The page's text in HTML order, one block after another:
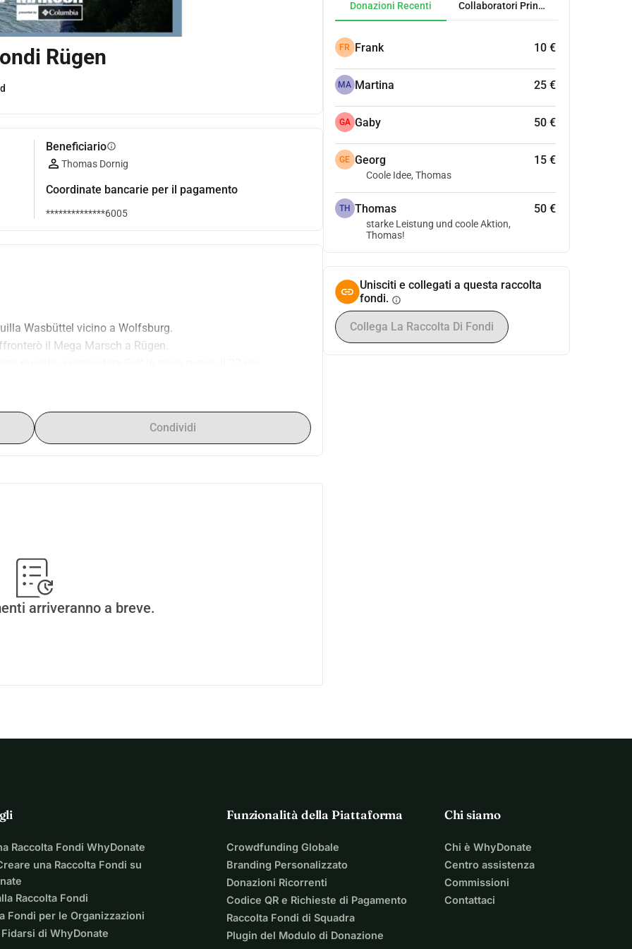
Rügen
Beneficiarioinfo
Thomas Dornig
Coordinate bancarie per il pagamento
**************6005
Wasbüttel vicino a Wolfsburg.
il Mega Marsch a Rügen.
in una corsa di beneficenza.
enti che mi stanno molto a cuore:
ai progressi e al percorso fino al Mega Marsch.
Condividi
arriveranno a breve.
Donazioni Recenti Collaboratori Principali
FR Frank 10 €
MA Martina 25 €
GA Gaby 50 €
GE Georg 15 €
Coole Idee, Thomas
TH Thomas 50 €
starke Leistung und coole Aktion,
Thomas!
Unisciti e collegati a questa raccolta
fondi. info
Collega La Raccolta Di Fondi
Raccolta Fondi WhyDonate
una Raccolta Fondi su
Raccolta Fondi
Fondi per le Organizzazioni
di WhyDonate
Funzionalità della Piattaforma
Crowdfunding Globale
Branding Personalizzato
Donazioni Ricorrenti
Codice QR e Richieste di Pagamento
Raccolta Fondi di Squadra
Plugin del Modulo di Donazione
Chi siamo
Chi è WhyDonate
Centro assistenza
Commissioni
Contattaci